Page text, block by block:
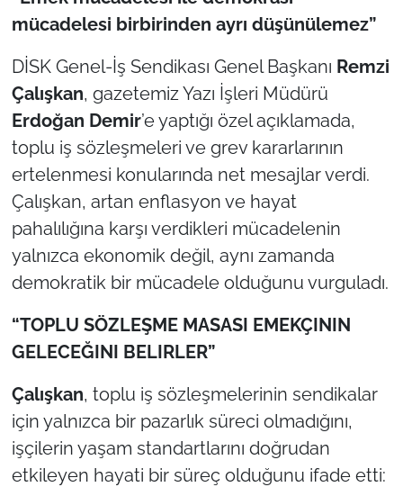
mücadelesi birbirinden ayrı düşünülemez”
DİSK Genel-İş Sendikası Genel Başkanı Remzi
Çalışkan, gazetemiz Yazı İşleri Müdürü
Erdoğan Demir’e yaptığı özel açıklamada,
toplu iş sözleşmeleri ve grev kararlarının
ertelenmesi konularında net mesajlar verdi.
Çalışkan, artan enflasyon ve hayat
pahalılığına karşı verdikleri mücadelenin
yalnızca ekonomik değil, aynı zamanda
demokratik bir mücadele olduğunu vurguladı.
“TOPLU SÖZLEŞME MASASI EMEKÇININ
GELECEĞINI BELIRLER”
Çalışkan, toplu iş sözleşmelerinin sendikalar
için yalnızca bir pazarlık süreci olmadığını,
işçilerin yaşam standartlarını doğrudan
etkileyen hayati bir süreç olduğunu ifade etti:
EDİRNE
TEKİRDAĞ
KIRKLARELİ
ÇANAKKALE
TÜRKİYE
Güvenlik
Genel
Politika
Flaş Haber
Dış Haberler